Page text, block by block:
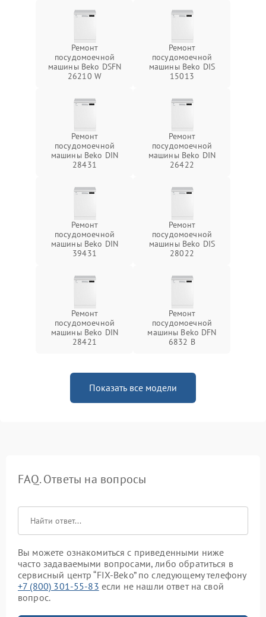
Ремонт
посудомоечной
машины Beko DSFN
26210 W
Ремонт
посудомоечной
машины Beko DIS
15013
Ремонт
посудомоечной
машины Beko DIN
28431
Ремонт
посудомоечной
машины Beko DIN
26422
Ремонт
посудомоечной
машины Beko DIN
39431
Ремонт
посудомоечной
машины Beko DIS
28022
Ремонт
посудомоечной
машины Beko DIN
28421
Ремонт
посудомоечной
машины Beko DFN
6832 B
Показать все модели
FAQ. Ответы на вопросы
Вы можете ознакомиться с приведенными ниже
часто задаваемыми вопросами, либо обратиться в
сервисный центр “FIX-Beko” по следующему телефону
+7 (800) 301-55-83 если не нашли ответ на свой
вопрос.